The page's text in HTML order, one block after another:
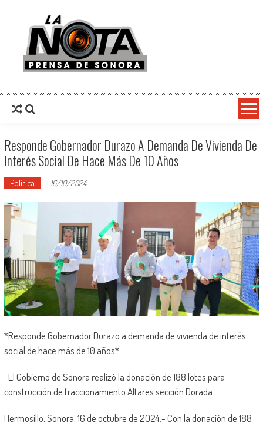
La Nota Prensa De Sonora
Responde Gobernador Durazo A Demanda De Vivienda De
Interés Social De Hace Más De 10 Años
Política - 16/10/2024
*Responde Gobernador Durazo a demanda de vivienda de interés
social de hace más de 10 años*
-El Gobierno de Sonora realizó la donación de 188 lotes para
construcción de fraccionamiento Altares sección Dorada
Hermosillo, Sonora; 16 de octubre de 2024.- Con la donación de 188